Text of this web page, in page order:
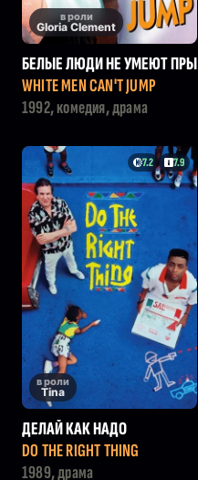
в роли
Gloria Clement
БЕЛЫЕ ЛЮДИ НЕ УМЕЮТ ПРЫ
ГАТЬ
WHITE MEN CAN'T JUMP
1992, комедия, драма
7.2 7.9
в роли
Tina
ДЕЛАЙ КАК НАДО
DO THE RIGHT THING
1989, драма